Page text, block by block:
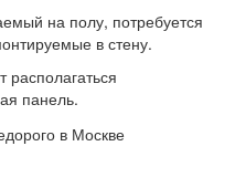
на полу, потребуется
в стену.
панель.